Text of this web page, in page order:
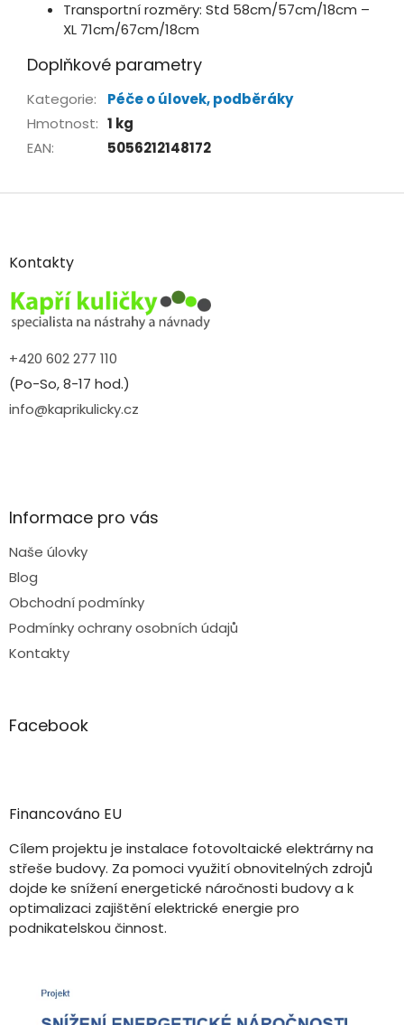
Transportní rozměry: Std 58cm/57cm/18cm –
XL 71cm/67cm/18cm
Doplňkové parametry
Kategorie:
Péče o úlovek, podběráky
Hmotnost: 1 kg
EAN: 5056212148172
Z
aKontakty
+420 602 277 110
(Po-So, 8-17 hod.)
info@kaprikulicky.cz
Informace pro vás
Naše úlovky
Blog
Obchodní podmínky
Podmínky ochrany osobních údajů
Kontakty
Facebook
Financováno EU
Cílem projektu je instalace fotovoltaické elektrárny na
střeše budovy. Za pomoci využití obnovitelných zdrojů
dojde ke snížení energetické náročnosti budovy a k
optimalizaci zajištění elektrické energie pro
podnikatelskou činnost.